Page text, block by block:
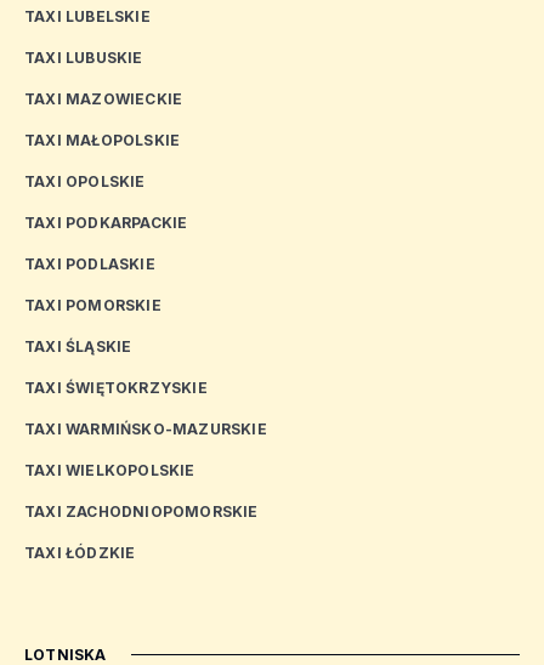
TAXI LUBELSKIE
TAXI LUBUSKIE
TAXI MAZOWIECKIE
TAXI MAŁOPOLSKIE
TAXI OPOLSKIE
TAXI PODKARPACKIE
TAXI PODLASKIE
TAXI POMORSKIE
TAXI ŚLĄSKIE
TAXI ŚWIĘTOKRZYSKIE
TAXI WARMIŃSKO-MAZURSKIE
TAXI WIELKOPOLSKIE
TAXI ZACHODNIOPOMORSKIE
TAXI ŁÓDZKIE
LOTNISKA